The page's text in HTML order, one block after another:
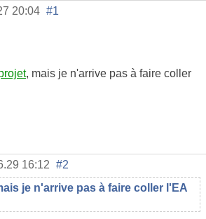
20:04 #1
, mais je n'arrive pas à faire coller
16:12 #2
je n'arrive pas à faire coller l'EA